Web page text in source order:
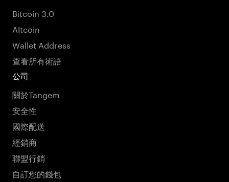
Bitcoin 3.0
Altcoin
Wallet Address
查看所有術語
公司
關於Tangem
安全性
國際配送
經銷商
聯盟行銷
自訂您的錢包